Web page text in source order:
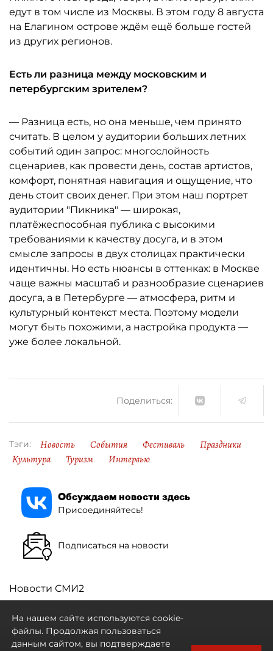
едут в том числе из Москвы. В этом году 8 августа
на Елагином острове ждём ещё больше гостей
из других регионов.
Есть ли разница между московским и
петербургским зрителем?
— Разница есть, но она меньше, чем принято
считать. В целом у аудитории больших летних
событий один запрос: многослойность
сценариев, как провести день, состав артистов,
комфорт, понятная навигация и ощущение, что
день стоит своих денег. При этом наш портрет
аудитории "Пикника" — широкая,
платёжеспособная публика с высокими
требованиями к качеству досуга, и в этом
смысле запросы в двух столицах практически
идентичны. Но есть нюансы в оттенках: в Москве
чаще важны масштаб и разнообразие сценариев
досуга, а в Петербурге — атмосфера, ритм и
культурный контекст места. Поэтому модели
могут быть похожими, а настройка продукта —
уже более локальной.
Поделиться:
Тэги: Новость События Фестиваль
Праздники
Культура
Туризм Интервью
Обсуждаем новости здесь
Присоединяйтесь!
Подписаться на новости
Новости СМИ2
На нашем сайте используются cookie-
файлы. Продолжая пользоваться
данным сайтом, вы подтверждаете